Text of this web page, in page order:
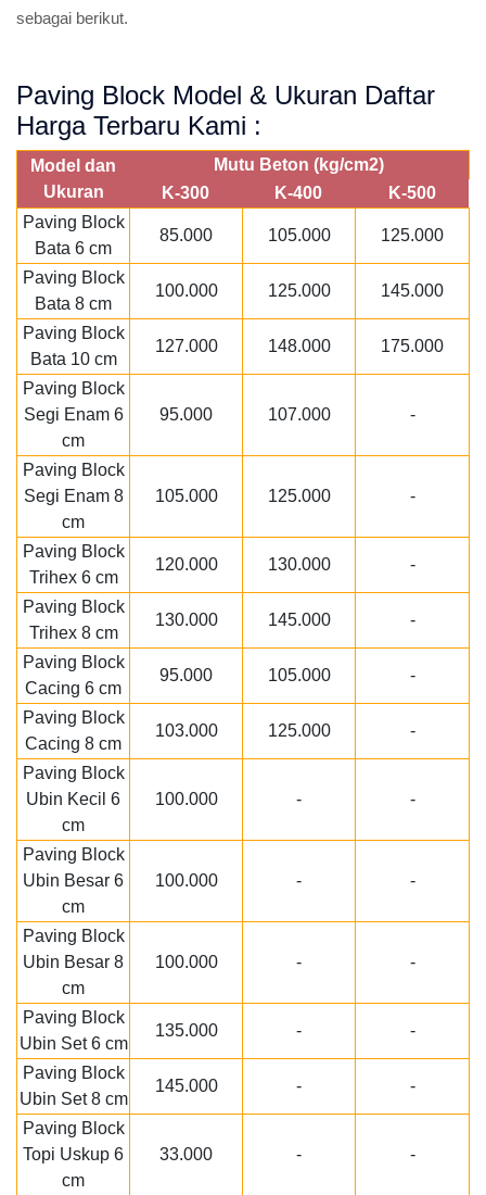
sebagai berikut.
Paving Block Model & Ukuran Daftar
Harga Terbaru Kami :
Model dan
Ukuran
Mutu Beton (kg/cm2)
K-300
K-400
K-500
Paving Block
Bata 6 cm
85.000 105.000 125.000
Paving Block
Bata 8 cm
100.000 125.000 145.000
Paving Block
Bata 10 cm
127.000 148.000 175.000
Paving Block
Segi Enam 6
cm
95.000 107.000 -
Paving Block
Segi Enam 8
cm
105.000 125.000 -
Paving Block
Trihex 6 cm
120.000 130.000 -
Paving Block
Trihex 8 cm
130.000 145.000 -
Paving Block
Cacing 6 cm
95.000 105.000 -
Paving Block
Cacing 8 cm
103.000 125.000 -
Paving Block
Ubin Kecil 6
cm
100.000 - -
Paving Block
Ubin Besar 6
cm
100.000 - -
Paving Block
Ubin Besar 8
cm
100.000 - -
Paving Block
Ubin Set 6 cm
135.000 - -
Paving Block
Ubin Set 8 cm
145.000 - -
Paving Block
Topi Uskup 6
cm
33.000 - -